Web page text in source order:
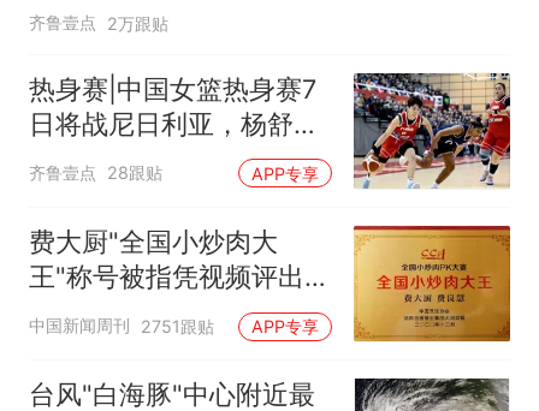
齐鲁壹点 2万跟贴
热身赛|中国女篮热身赛7
日将战尼日利亚，杨舒予
有望出战
齐鲁壹点 28跟贴 APP专享
费大厨"全国小炒肉大
王"称号被指凭视频评出
官方回应
中国新闻周刊 2751跟贴 APP专享
台风"白海豚"中心附近最